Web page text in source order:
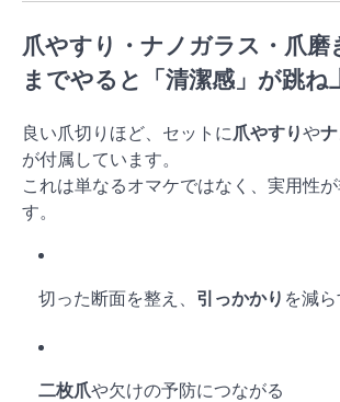
爪やすり・ナノガラス・爪磨
までやると「清潔感」が跳ね
良い爪切りほど、セットに 爪やすりや
が付属しています。
これは単なるオマケではなく、実用性
す。
切った断面を整え、 引っかかり を減
二枚爪や欠けの予防につながる